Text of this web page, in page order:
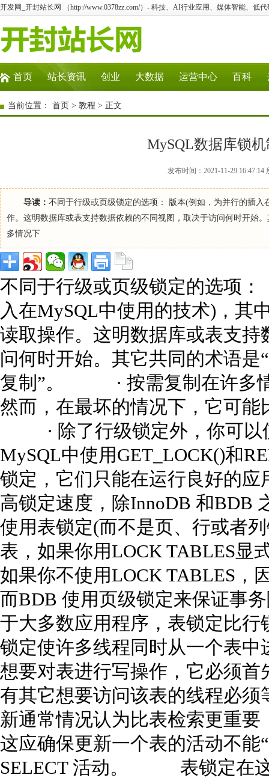
开发网_开封站长网 （http://www.0378zz.com/）- 科技、AI行业应用、媒体智能、低
首页 站长资讯 创业 大数据 运营中心 百科
当前位置： 首页 > 教程 > 正文
MySQL数据库锁
发布时间：2021-11-29
导读： 不同于行级或页级锁定的选项： 版本(例如，为并行的插
作。这明数据库或表支持数据依赖的不同视图，取决于访问何时开始
多情况下
不同于行级或页级锁定的选
入在MySQL中使用的技术)，其
读取操作。这明数据库或表支
问何时开始。其它共同的术语是
复制”。 · 按需复制在许多情
然而，在最坏的情况下，它可
· 除了行级锁定外，你可以
MySQL中使用GET_LOCK()和
锁定，它们只能在运行良好
高锁定速度，除InnoDB 和BDB
使用表锁定(而不是页、行或者
表，如果你用LOCK TABLES显
如果你不使用LOCK TABLES，
而BDB 使用页级锁定来保证
于大多数应用程序，表锁定比
锁定使许多线程同时从一个表
想要对表进行写操作，它必须
有其它想要访问该表的线程
新通常情况认为比表检索更重
这应确保更新一个表的活动不能
SELECT 活动。 表锁定在这